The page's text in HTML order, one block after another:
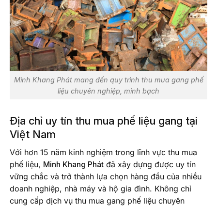
Minh Khang Phát mang đến quy trình thu mua gang phế
liệu chuyên nghiệp, minh bạch
Địa chỉ uy tín thu mua phế liệu gang tại
Việt Nam
Với hơn 15 năm kinh nghiệm trong lĩnh vực thu mua
phế liệu, Minh Khang Phát đã xây dựng được uy tín
vững chắc và trở thành lựa chọn hàng đầu của nhiều
doanh nghiệp, nhà máy và hộ gia đình. Không chỉ
cung cấp dịch vụ thu mua gang phế liệu chuyên